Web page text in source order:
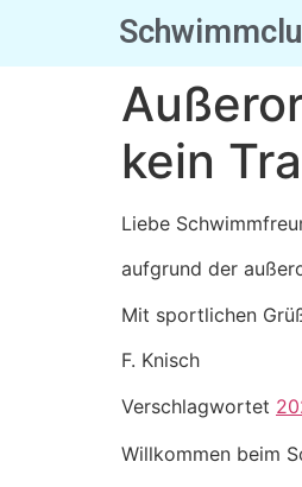
kein
Liebe
aufgrund der
Mit sportlichen
F. Knisch
Verschlagwortet
Willkommen beim